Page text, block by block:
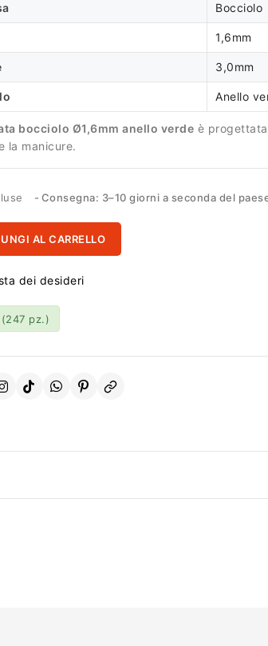
Bocciolo
1,6mm
3,0mm
Anello
bocciolo Ø1,6mm anello verde è
la manicure.
Consegna: 3–10 giorni a seconda del
AL CARRELLO
dei desideri
(247 pz.)